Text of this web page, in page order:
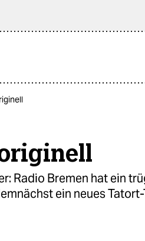
Radio Bremen hat ein
ein neues Tatort-